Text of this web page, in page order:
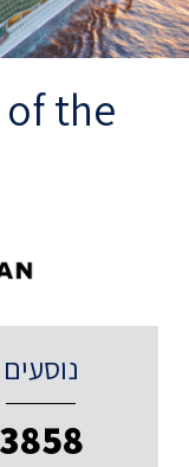
the
נוסעים
3858